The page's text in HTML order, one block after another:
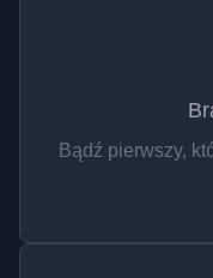
Bądź pierwszy,